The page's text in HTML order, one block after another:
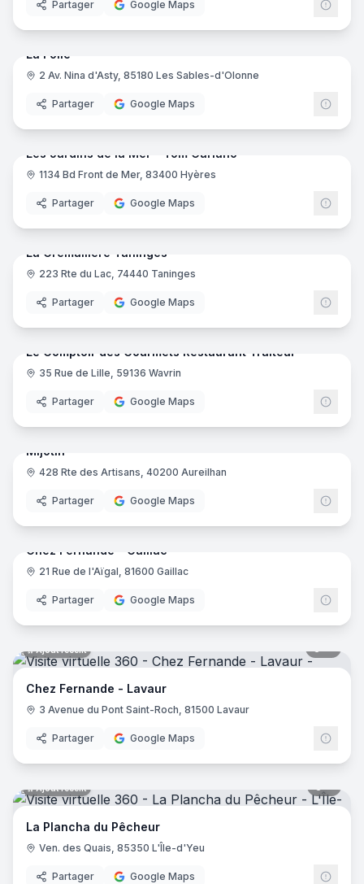
Partager Google Maps
21
La Folie
2 Av. Nina d'Asty, 85180 Les Sables-d'Olonne
Partager Google Maps
15
Les Jardins de la Mer - Tom Cariano
1134 Bd Front de Mer, 83400 Hyères
Partager Google Maps
13
La Cremaillere Taninges
223 Rte du Lac, 74440 Taninges
Partager Google Maps
Le Comptoir des Gourmets Restaurant Traiteur
35 Rue de Lille, 59136 Wavrin
Partager Google Maps
Mijotin
428 Rte des Artisans, 40200 Aureilhan
Partager Google Maps
10
Chez Fernande - Gaillac
21 Rue de l'Aïgal, 81600 Gaillac
Partager Google Maps
Ajout récent
Chez Fernande - Lavaur
3 Avenue du Pont Saint-Roch, 81500 Lavaur
Partager Google Maps
Ajout récent
La Plancha du Pêcheur
Ven. des Quais, 85350 L'Île-d'Yeu
Partager Google Maps